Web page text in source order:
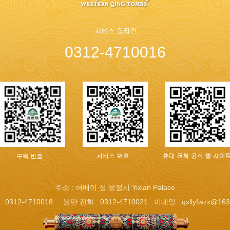
0312-4710016
주소 : 허베이 성 보정시 Yixian Palace
: 0312-4710018 불만 전화 : 0312-4710021 이메일 :